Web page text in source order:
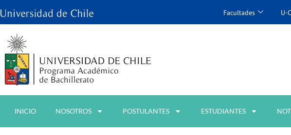
Facultades U-
INICIO NOSOTROS POSTULANTES ESTUDIANTES